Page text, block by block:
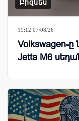
Բիզնես
19:12 07/08/26
Volkswagen-ը
Jetta M6